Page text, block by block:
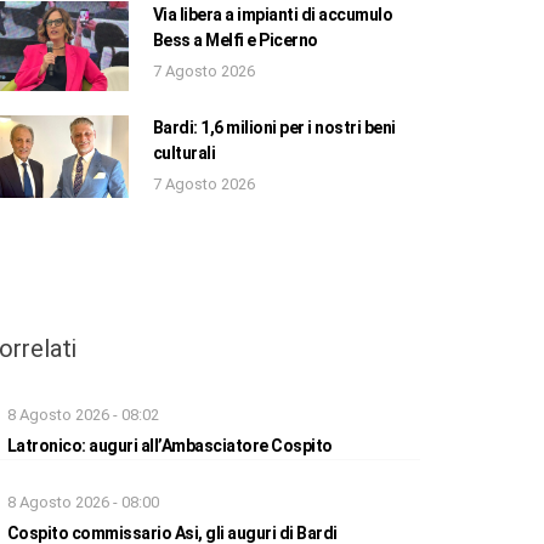
Via libera a impianti di accumulo
Bess a Melfi e Picerno
7 Agosto 2026
Bardi: 1,6 milioni per i nostri beni
culturali
7 Agosto 2026
8 Agosto 2026 - 08:02
Latronico: auguri all’Ambasciatore Cospito
8 Agosto 2026 - 08:00
Cospito commissario Asi, gli auguri di Bardi